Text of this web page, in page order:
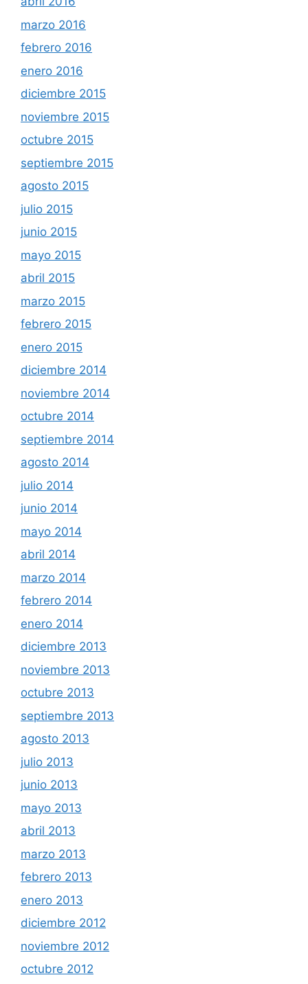
marzo 2016
febrero 2016
enero 2016
diciembre 2015
noviembre 2015
octubre 2015
septiembre 2015
agosto 2015
julio 2015
junio 2015
mayo 2015
abril 2015
marzo 2015
febrero 2015
enero 2015
diciembre 2014
noviembre 2014
octubre 2014
septiembre 2014
agosto 2014
julio 2014
junio 2014
mayo 2014
abril 2014
marzo 2014
febrero 2014
enero 2014
diciembre 2013
noviembre 2013
octubre 2013
septiembre 2013
agosto 2013
julio 2013
junio 2013
mayo 2013
abril 2013
marzo 2013
febrero 2013
enero 2013
diciembre 2012
noviembre 2012
octubre 2012